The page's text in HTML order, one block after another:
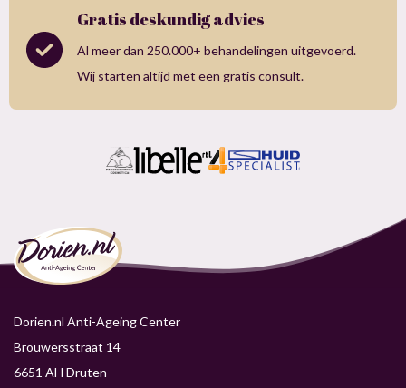
Gratis deskundig advies
Al meer dan 250.000+ behandelingen uitgevoerd.
Wij starten altijd met een gratis consult.
Dorien.nl Anti-Ageing Center
Brouwersstraat 14
6651 AH Druten